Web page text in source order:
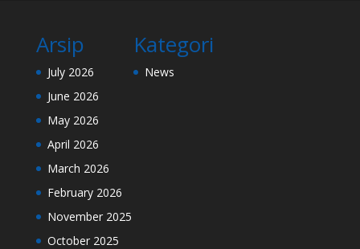
Arsip
July 2026
June 2026
May 2026
April 2026
March 2026
February 2026
November 2025
October 2025
Kategori
News